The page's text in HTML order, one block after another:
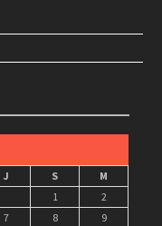
J S
M
1
2
7 8
9